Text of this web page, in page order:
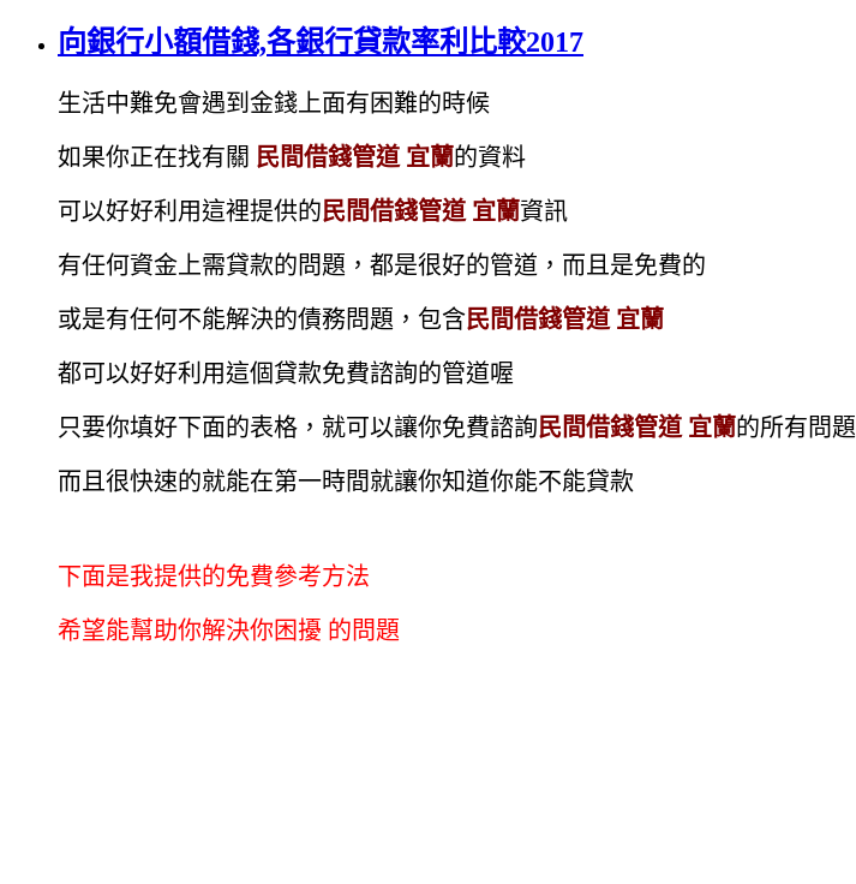
向銀行小額借錢,各銀行貸款率利比較2017
生活中難免會遇到金錢上面有困難的時候
如果你正在找有關 民間借錢管道 宜蘭的資料
可以好好利用這裡提供的 民間借錢管道 宜蘭資訊
有任何資金上需貸款的問題，都是很好的管道，而且是免費的
或是有任何不能解決的債務問題，包含民間借錢管道 宜蘭
都可以好好利用這個貸款免費諮詢的管道喔
只要你填好下面的表格，就可以讓你免費諮詢 民間借錢管道 宜蘭的所有問題
而且很快速的就能在第一時間就讓你知道你能不能貸款
下面是我提供的免費參考方法
希望能幫助你解決你困擾 的問題